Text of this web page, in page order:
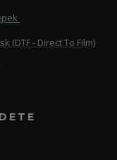
(DTF - Direct To Film)